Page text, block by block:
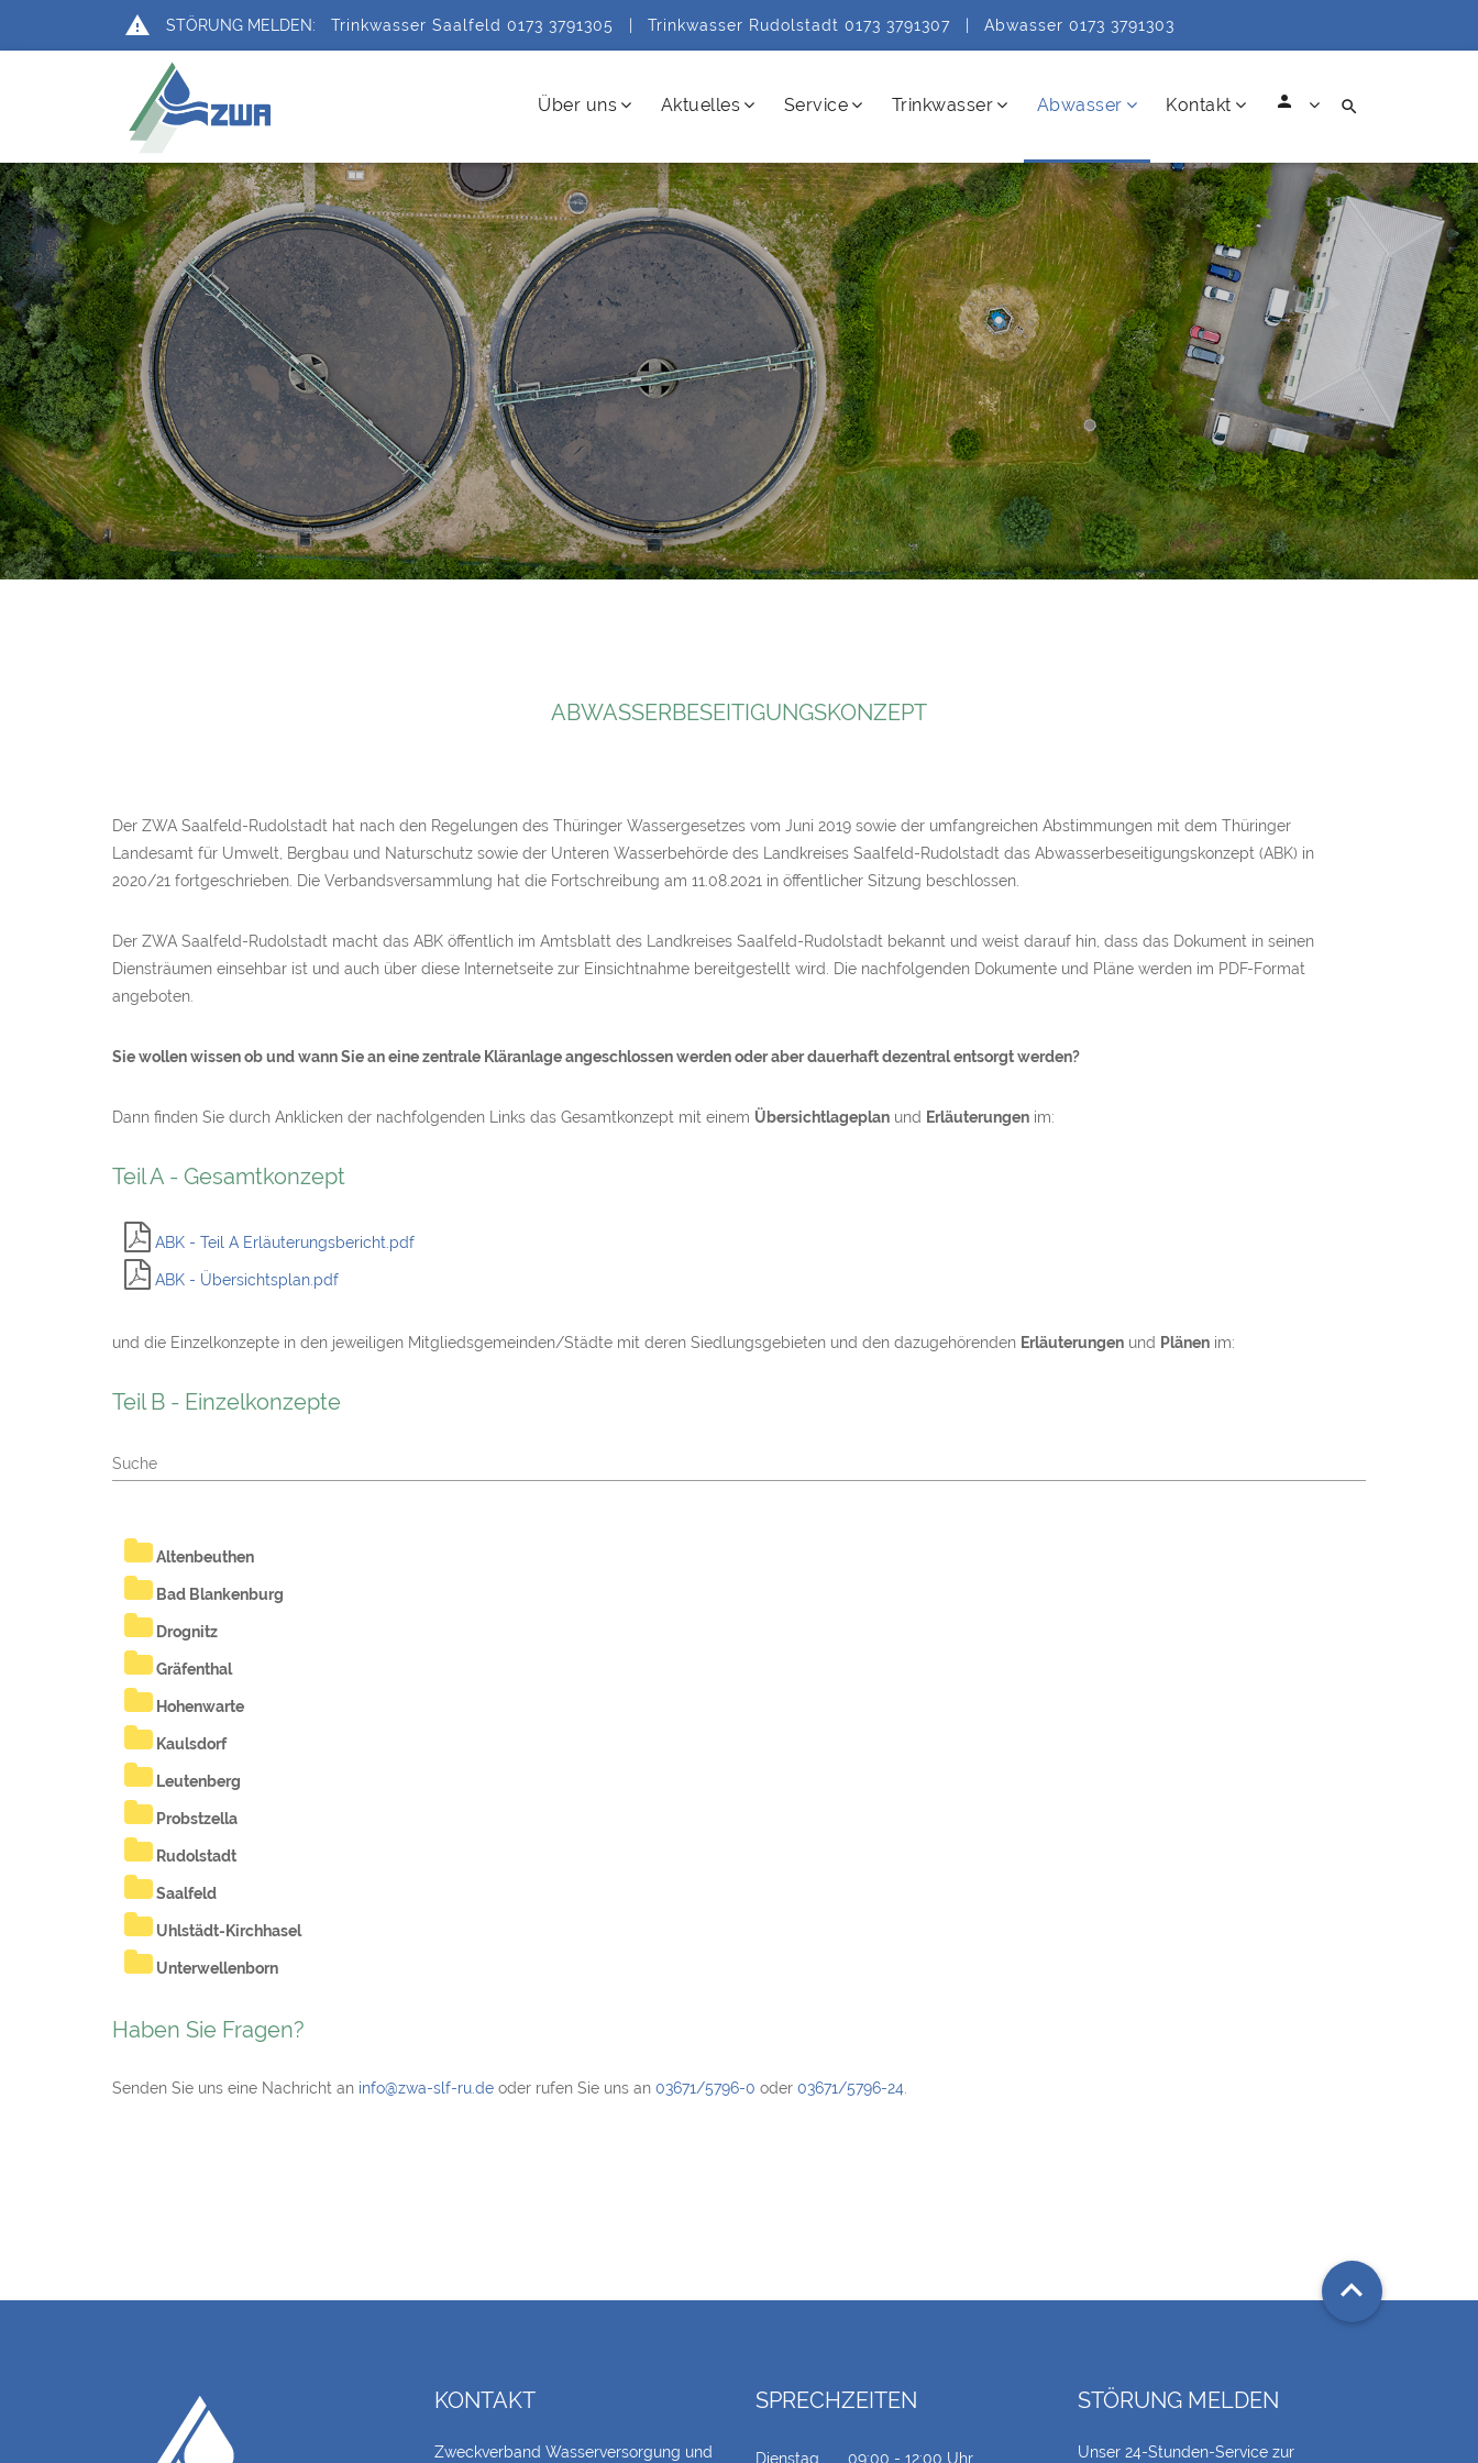
report_problem STÖRUNG MELDEN: Trinkwasser Saalfeld 0173 3791305 Trinkwasser Rudolstadt 0173 3791307 Abwasser 0173 3791303

Über uns Aktuelles Service Trinkwasser Abwasser Kontakt person
ABWASSERBESEITIGUNGSKONZEPT
Der ZWA Saalfeld-Rudolstadt hat nach den Regelungen des Thüringer Wassergesetzes vom Juni 2019 sowie der umfangreichen Abstimmungen mit dem Thüringer
Landesamt für Umwelt, Bergbau und Naturschutz sowie der Unteren Wasserbehörde des Landkreises Saalfeld-Rudolstadt das Abwasserbeseitigungskonzept (ABK) in
2020/21 fortgeschrieben. Die Verbandsversammlung hat die Fortschreibung am 11.08.2021 in öffentlicher Sitzung beschlossen.
Der ZWA Saalfeld-Rudolstadt macht das ABK öffentlich im Amtsblatt des Landkreises Saalfeld-Rudolstadt bekannt und weist darauf hin, dass das Dokument in seinen
Diensträumen einsehbar ist und auch über diese Internetseite zur Einsichtnahme bereitgestellt wird. Die nachfolgenden Dokumente und Pläne werden im PDF-Format
angeboten.
Sie wollen wissen ob und wann Sie an eine zentrale Kläranlage angeschlossen werden oder aber dauerhaft dezentral entsorgt werden?
Dann finden Sie durch Anklicken der nachfolgenden Links das Gesamtkonzept mit einem Übersichtlageplan und Erläuterungen im:
Teil A - Gesamtkonzept
ABK - Teil A Erläuterungsbericht.pdf
ABK - Übersichtsplan.pdf
und die Einzelkonzepte in den jeweiligen Mitgliedsgemeinden/Städte mit deren Siedlungsgebieten und den dazugehörenden Erläuterungen und Plänen im:
Teil B - Einzelkonzepte
Altenbeuthen
Bad Blankenburg
Drognitz
Gräfenthal
Hohenwarte
Kaulsdorf
Leutenberg
Probstzella
Rudolstadt
Saalfeld
Uhlstädt-Kirchhasel
Unterwellenborn
Haben Sie Fragen?
Senden Sie uns eine Nachricht an info@zwa-slf-ru.de oder rufen Sie uns an 03671/5796-0 oder 03671/5796-24

KONTAKT
Zweckverband Wasserversorgung und
SPRECHZEITEN
Dienstag 09:00 - 12:00 Uhr
STÖRUNG MELDEN
Unser 24-Stunden-Service zur